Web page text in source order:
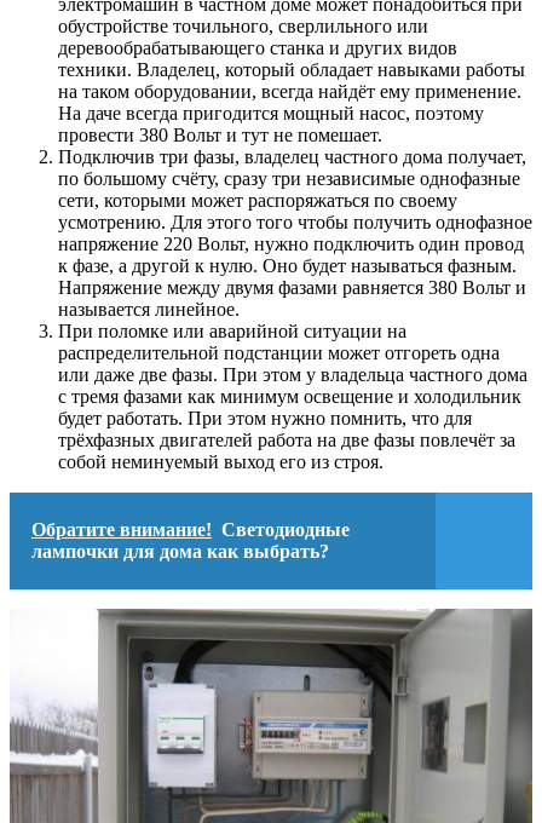
обустройстве точильного, сверлильного или
деревообрабатывающего станка и других видов
техники. Владелец, который обладает навыками работы
на таком оборудовании, всегда найдёт ему применение.
На даче всегда пригодится мощный насос, поэтому
провести 380 Вольт и тут не помешает.
Подключив три фазы, владелец частного дома получает,
по большому счёту, сразу три независимые однофазные
сети, которыми может распоряжаться по своему
усмотрению. Для этого того чтобы получить однофазное
напряжение 220 Вольт, нужно подключить один провод
к фазе, а другой к нулю. Оно будет называться фазным.
Напряжение между двумя фазами равняется 380 Вольт и
называется линейное.
При поломке или аварийной ситуации на
распределительной подстанции может отгореть одна
или даже две фазы. При этом у владельца частного дома
с тремя фазами как минимум освещение и холодильник
будет работать. При этом нужно помнить, что для
трёхфазных двигателей работа на две фазы повлечёт за
собой неминуемый выход его из строя.
Обратите внимание! Светодиодные
лампочки для дома как выбрать?